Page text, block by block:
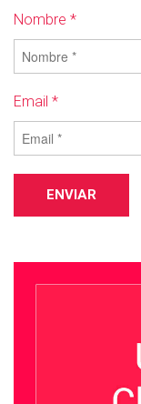
Nombre *
Email *